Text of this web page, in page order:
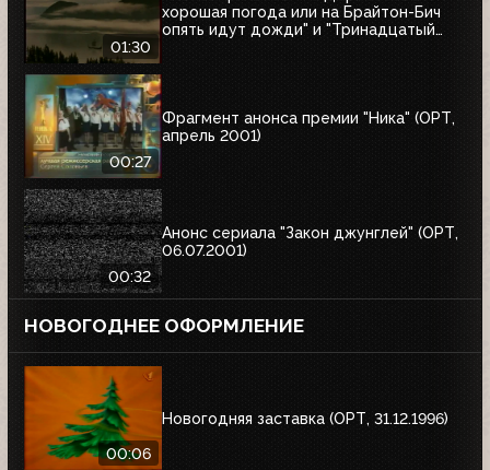
01:30
хорошая погода или на Брайтон-Бич
опять идут дожди" и "Тринадцатый
00:27
Фрагмент анонса премии "Ника" (ОРТ,
апрель 2001)
00:32
Анонс сериала "Закон джунглей" (ОРТ,
06.07.2001)
НОВОГОДНЕЕ ОФОРМЛЕНИЕ
00:06
Новогодняя заставка (ОРТ, 31.12.1996)